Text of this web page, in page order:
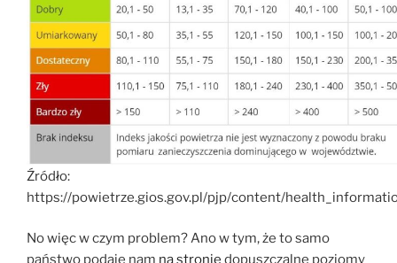
Źródło:
https://powietrze.gios.gov.pl/pjp/content/
No więc w czym problem? Ano w tym, że to samo
państwo podaje nam na stronie dopuszczalne poziomy